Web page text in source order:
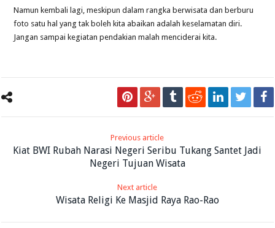
Namun kembali lagi, meskipun dalam rangka berwisata dan berburu
foto satu hal yang tak boleh kita abaikan adalah keselamatan diri.
Jangan sampai kegiatan pendakian malah menciderai kita.
Previous article
Kiat BWI Rubah Narasi Negeri Seribu Tukang Santet Jadi
Negeri Tujuan Wisata
Next article
Wisata Religi Ke Masjid Raya Rao-Rao